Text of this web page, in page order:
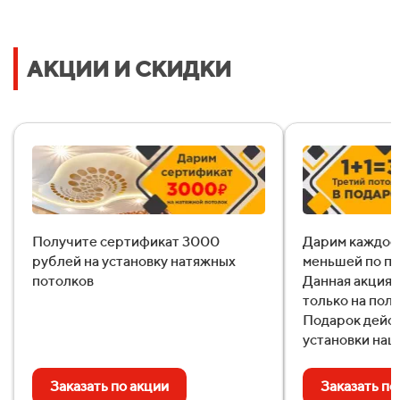
Даю согласие наобработку персональных данных
АКЦИИ И СКИДКИ
Получите сертификат 3000
рублей на установку натяжных
потолков
Заказать по акции
Дарим
меньшей по
Данная акция
только на
Подарок
установки
Заказать